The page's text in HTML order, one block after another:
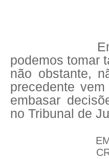
podemos tomar
não obstante,
precedente
embasar
no Tribunal de